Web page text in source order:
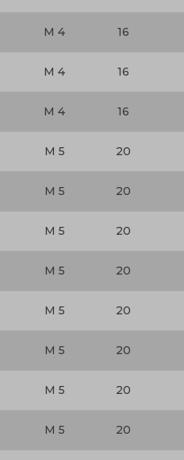
M 4 16
M 4 16
M 4 16
M 5 20
M 5 20
M 5 20
M 5 20
M 5 20
M 5 20
M 5 20
M 5 20